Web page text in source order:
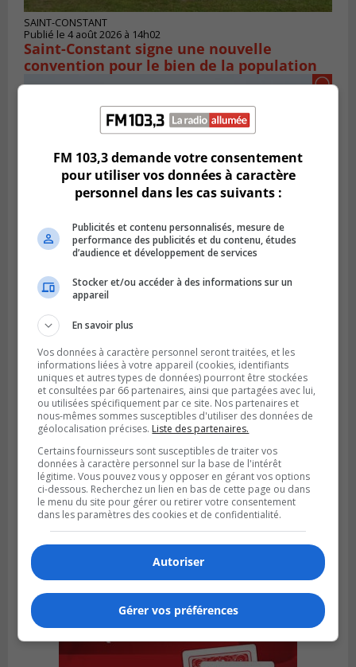
SAINT-CONSTANT
Publié le 4 août 2026 à 14h02
Saint-Constant signe une nouvelle
convention pour le bien de la population
SAINT-LAMBERT
Publié le 4 août 2026 à 12h00
Une conseillère de Saint-Lambert craint le
développement de MET
FM 103,3 demande votre consentement
pour utiliser vos données à caractère
personnel dans les cas suivants :
Publicités et contenu personnalisés, mesure de
performance des publicités et du contenu, études
d’audience et développement de services
Stocker et/ou accéder à des informations sur un
appareil
En savoir plus
Vos données à caractère personnel seront traitées, et les
informations liées à votre appareil (cookies, identifiants
uniques et autres types de données) pourront être stockées
et consultées par 66 partenaires, ainsi que partagées avec lui,
ou utilisées spécifiquement par ce site. Nos partenaires et
nous-mêmes sommes susceptibles d'utiliser des données de
géolocalisation précises. Liste des partenaires.
Certains fournisseurs sont susceptibles de traiter vos
données à caractère personnel sur la base de l'intérêt
légitime. Vous pouvez vous y opposer en gérant vos options
ci-dessous. Recherchez un lien en bas de cette page ou dans
le menu du site pour gérer ou retirer votre consentement
dans les paramètres des cookies et de confidentialité.
Autoriser
Gérer vos préférences